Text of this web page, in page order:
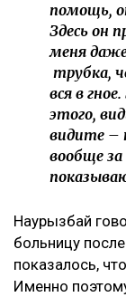
помощь,
Здесь он
меня
трубка,
вся в
этого,
видите –
вообще
Наурызбай
больницу
показалось,
Именно